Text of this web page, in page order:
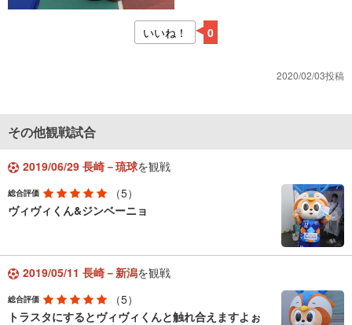
いいね！ 0
2020/02/03投稿
その他観戦試合
2019/06/29 長崎－琉球を観戦
総合評価
（5）
ヴィヴィくん&ジンベーニョ
2019/05/11 長崎－新潟を観戦
総合評価
（5）
トラスタにするとヴィヴィくんと触れ合えますよぉ